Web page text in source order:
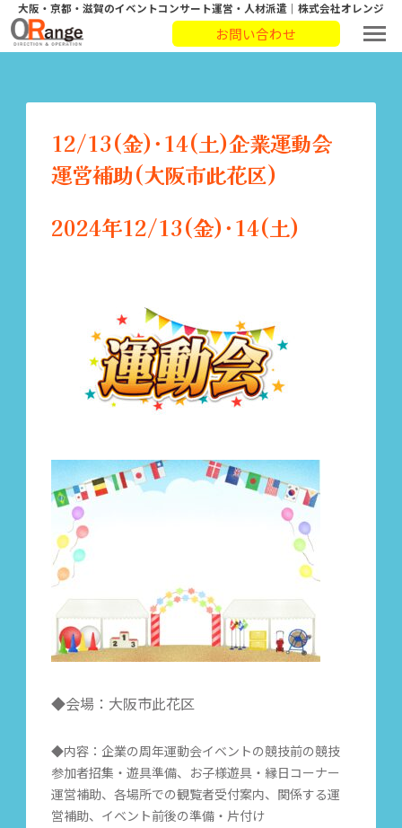
大阪・京都・滋賀のイベントコンサート運営・人材派遣｜株式会社オレンジ
お問い合わせ
12/13(金)･14(土)企業運動会
運営補助(大阪市此花区)
2024年12/13(金)･14(土)
◆会場：大阪市此花区
◆内容：企業の周年運動会イベントの競技前の競技
参加者招集・遊具準備、お子様遊具・縁日コーナー
運営補助、各場所での観覧者受付案内、関係する運
営補助、イベント前後の準備・片付け